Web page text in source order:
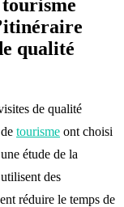
qualité
de qualité
tourisme ont choisi
étude de la
des
réduire le temps de